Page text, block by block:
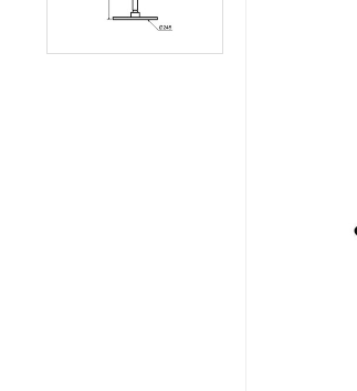
Verlichting